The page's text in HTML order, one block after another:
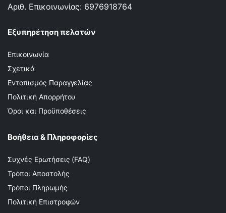
Αριθ. Επικοινωνίας: 6976918764
Εξυπηρέτηση πελατών
Επικοινωνία
Σχετικά
Εντοπισμός Παραγγελίας
Πολιτική Απορρήτου
Όροι και Προϋποθέσεις
Βοήθεια & Πληροφορίες
Συχνές Ερωτήσεις (FAQ)
Τρόποι Αποστολής
Τρόποι Πληρωμής
Πολιτική Επιστροφών